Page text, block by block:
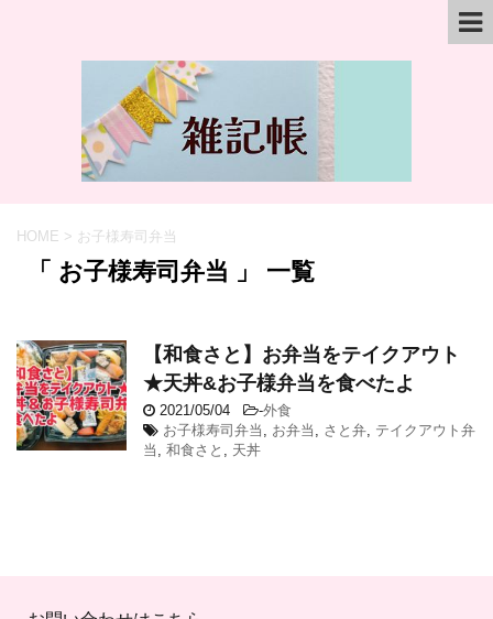
HOME > お子様寿司弁当
「 お子様寿司弁当 」 一覧
【和食さと】お弁当をテイクアウト
★天丼&お子様弁当を食べたよ
2021/05/04 -外食
お子様寿司弁当 , お弁当 , さと弁, テイクアウト弁
当 , 和食さと , 天丼